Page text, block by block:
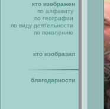
кто изображен
по алфавиту
по географии
по виду деятельности
по поколению
кто изобразил
благодарности